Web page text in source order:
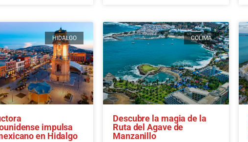
HIDALGO
impulsa
en Hidalgo
COLIMA
Descubre la magia de la
Ruta del Agave de
Manzanillo